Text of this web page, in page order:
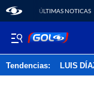
ÚLTIMAS NOTICAS
Tendencias: LUIS